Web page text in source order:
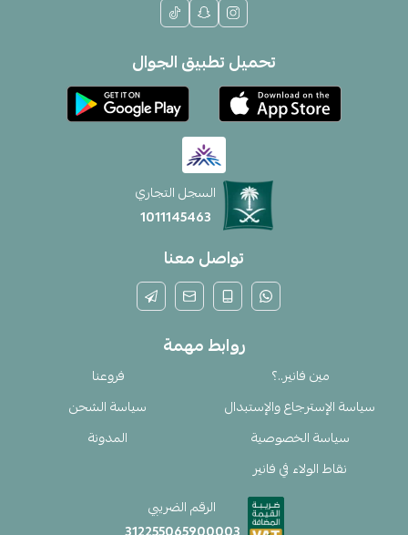
تحميل تطبيق الجوال
السجل التجاري
1011145463
تواصل معنا
روابط مهمة
مين فانير..؟
فروعنا
سياسة الإسترجاع والإستبدال
سياسة الشحن
سياسة الخصوصية
المدونة
نقاط الولاء في فانير
الرقم الضريبي